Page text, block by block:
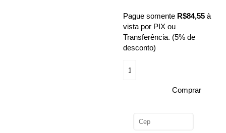
Pague somente R$84,55 à
vista por PIX ou
Transferência. (5% de
desconto)
Comprar